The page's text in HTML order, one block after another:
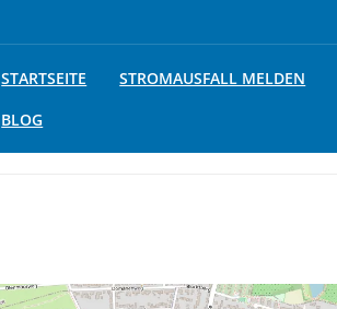
STARTSEITE STROMAUSFALL MELDEN
BLOG